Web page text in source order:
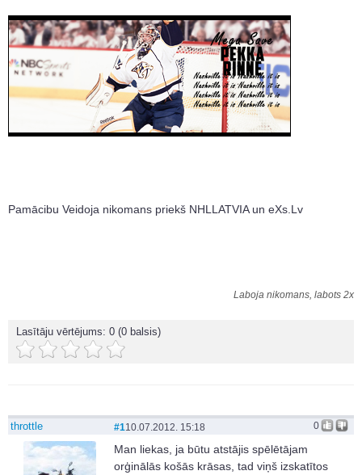
Pamācibu Veidoja nikomans priekš NHLLATVIA un eXs.Lv
Laboja nikomans, labots 2x
Lasītāju vērtējums: 0 (0 balsis)
throttle 0
#110.07.2012. 15:18
Man liekas, ja būtu atstājis spēlētājam
orģinālās košās krāsas, tad viņš izskatītos